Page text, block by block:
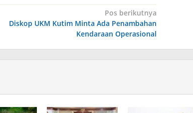
Pos berikutnya
Diskop UKM Kutim Minta Ada Penambahan
Kendaraan Operasional